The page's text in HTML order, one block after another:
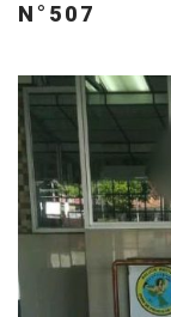
N°507